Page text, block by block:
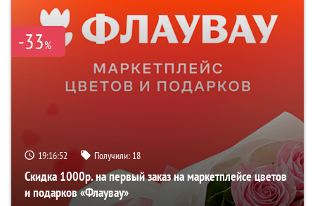
-33%
19:16:51 Получили: 18
Скидка 1000р. на первый заказ на маркетплейсе цветов
и подарков «Флаувау»